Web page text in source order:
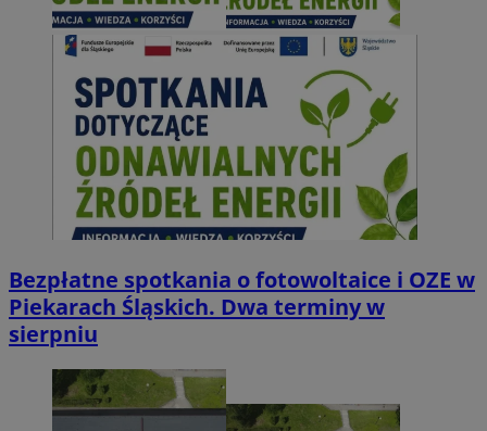
Bezpłatne spotkania o fotowoltaice i OZE w
Piekarach Śląskich. Dwa terminy w
sierpniu